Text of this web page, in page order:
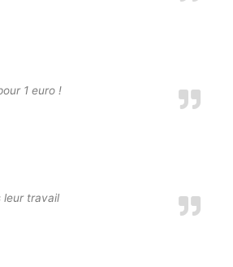
1 euro !
leur travail